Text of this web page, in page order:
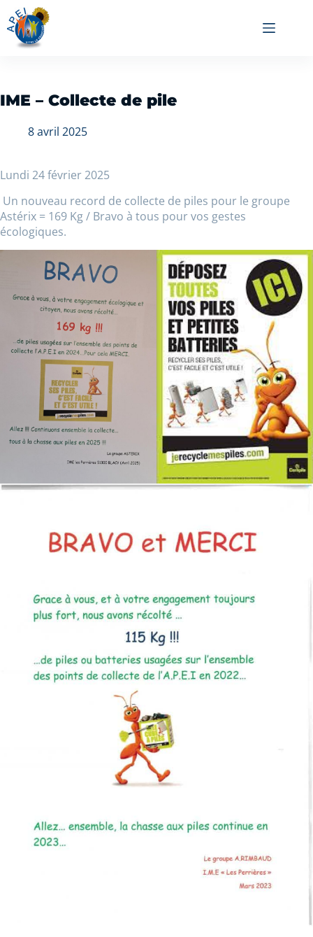
IME – Collecte de pile
8 avril 2025
Lundi 24 février 2025
Un nouveau record de collecte de piles pour le groupe
Astérix = 169 Kg / Bravo à tous pour vos gestes
écologiques.